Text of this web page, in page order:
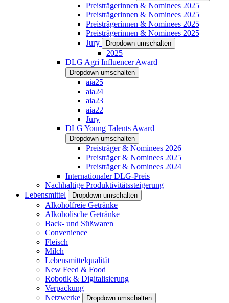
Preisträgerinnen & Nominees 2025
Preisträgerinnen & Nominees 2025
Preisträgerinnen & Nominees 2025
Preisträgerinnen & Nominees 2025
Jury
Dropdown umschalten
2025
DLG Agri Influencer Award
Dropdown umschalten
aia25
aia24
aia23
aia22
Jury
DLG Young Talents Award
Dropdown umschalten
Preisträger & Nominees 2026
Preisträger & Nominees 2025
Preisträger & Nominees 2024
Internationaler DLG-Preis
Nachhaltige Produktivitätssteigerung
Lebensmittel
Dropdown umschalten
Alkoholfreie Getränke
Alkoholische Getränke
Back- und Süßwaren
Convenience
Fleisch
Milch
Lebensmittelqualität
New Feed & Food
Robotik & Digitalisierung
Verpackung
Netzwerke
Dropdown umschalten